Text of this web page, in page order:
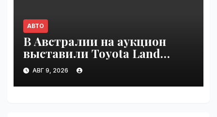
АВТО
В Австралии на аукцион
выставили Toyota Land
Cruiser 200, проехавший 1
млн км | VseTime.ru
АВГ 9, 2026